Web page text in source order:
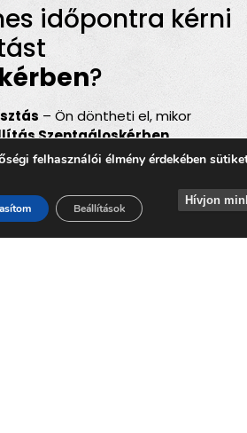
időpontra kérni
?
– Ön döntheti el, mikor
Szentgáloskérben
– rakodás, szállítás és
– nem kell közterületre
felhasználói élmény érdekében
Beállítások
Hívjon